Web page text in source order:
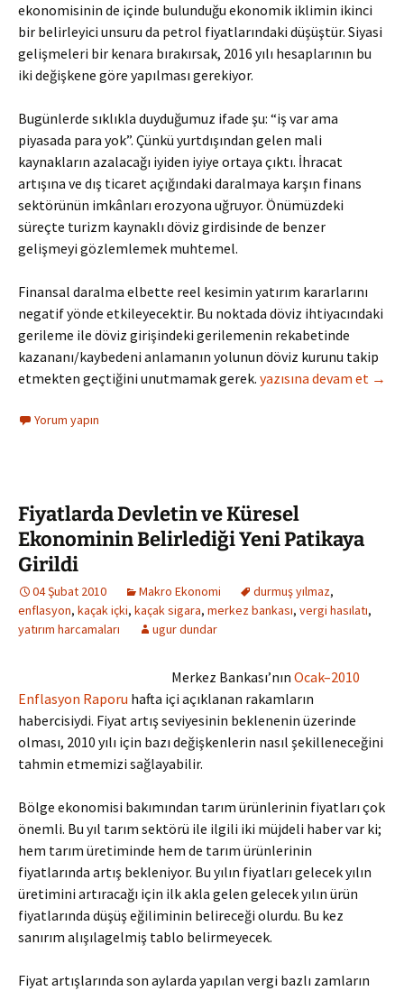
ekonomisinin de içinde bulunduğu ekonomik iklimin ikinci
bir belirleyici unsuru da petrol fiyatlarındaki düşüştür. Siyasi
gelişmeleri bir kenara bırakırsak, 2016 yılı hesaplarının bu
iki değişkene göre yapılması gerekiyor.
Bugünlerde sıklıkla duyduğumuz ifade şu: “iş var ama
piyasada para yok”. Çünkü yurtdışından gelen mali
kaynakların azalacağı iyiden iyiye ortaya çıktı. İhracat
artışına ve dış ticaret açığındaki daralmaya karşın finans
sektörünün imkânları erozyona uğruyor. Önümüzdeki
süreçte turizm kaynaklı döviz girdisinde de benzer
gelişmeyi gözlemlemek muhtemel.
Finansal daralma elbette reel kesimin yatırım kararlarını
negatif yönde etkileyecektir. Bu noktada döviz ihtiyacındaki
gerileme ile döviz girişindeki gerilemenin rekabetinde
kazananı/kaybedeni anlamanın yolunun döviz kurunu takip
etmekten geçtiğini unutmamak gerek. “İş var ama para yok!”
yazısına devam et →
Yorum yapın
Fiyatlarda Devletin ve Küresel
Ekonominin Belirlediği Yeni Patikaya
Girildi
04 Şubat 2010 Makro Ekonomi durmuş yılmaz,
enflasyon, kaçak içki, kaçak sigara, merkez bankası, vergi hasılatı,
yatırım harcamaları
ugur dundar
Merkez Bankası’nın Ocak–2010
Enflasyon Raporu hafta içi açıklanan rakamların
habercisiydi. Fiyat artış seviyesinin beklenenin üzerinde
olması, 2010 yılı için bazı değişkenlerin nasıl şekilleneceğini
tahmin etmemizi sağlayabilir.
Bölge ekonomisi bakımından tarım ürünlerinin fiyatları çok
önemli. Bu yıl tarım sektörü ile ilgili iki müjdeli haber var ki;
hem tarım üretiminde hem de tarım ürünlerinin
fiyatlarında artış bekleniyor. Bu yılın fiyatları gelecek yılın
üretimini artıracağı için ilk akla gelen gelecek yılın ürün
fiyatlarında düşüş eğiliminin belireceği olurdu. Bu kez
sanırım alışılagelmiş tablo belirmeyecek.
Fiyat artışlarında son aylarda yapılan vergi bazlı zamların